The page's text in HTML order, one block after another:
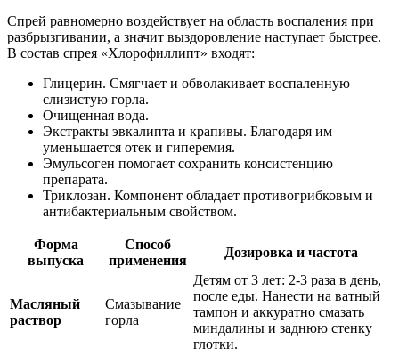
Спрей равномерно воздействует на область воспаления при
разбрызгивании, а значит выздоровление наступает быстрее.
В состав спрея «Хлорофиллипт» входят:
Глицерин. Смягчает и обволакивает воспаленную
слизистую горла.
Очищенная вода.
Экстракты эвкалипта и крапивы. Благодаря им
уменьшается отек и гиперемия.
Эмульсоген помогает сохранить консистенцию
препарата.
Триклозан. Компонент обладает противогрибковым и
антибактериальным свойством.
Форма
выпуска
Способ
применения
Дозировка и частота
Масляный
раствор
Смазывание
горла
Детям от 3 лет: 2-3 раза в день,
после еды. Нанести на ватный
тампон и аккуратно смазать
миндалины и заднюю стенку
глотки.